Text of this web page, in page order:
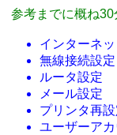
参考までに概ね30
インターネ
無線接続設定
ルータ設定
メール設定
プリンタ再
ユーザーア